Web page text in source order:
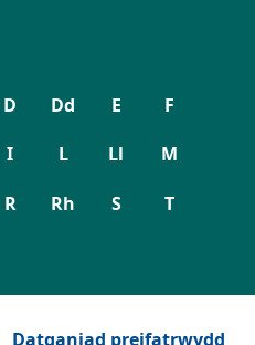
D Dd E F
I L Ll M
R Rh S T
Datganiad preifatrwydd